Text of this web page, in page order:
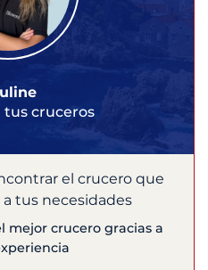
cruceros
el crucero que
tus necesidades
mejor crucero gracias a